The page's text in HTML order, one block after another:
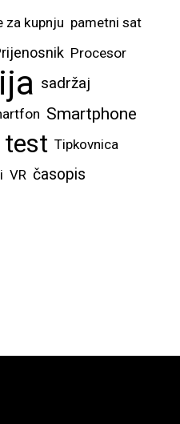
za kupnju pametni sat
Procesor
sadržaj
Smartphone
test Tipkovnica
VR časopis